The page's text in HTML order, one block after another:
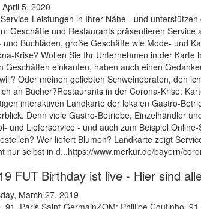
5, 2020
Leistungen in Ihrer Nähe - und
Geschäfte und Restaurants präsentieren
und Buchläden, große Geschäfte wie Mode- und
Krise? Wollen Sie Ihr Unternehmen in der
Geschäften einkaufen, haben auch einen
Oder meinen geliebten Schweinebraten, den
an Bücher?Restaurants in der Corona-Krise:
interaktiven Landkarte der lokalen Gastro-
Denn viele Gastro-Betriebe, Einzelhändler
und Lieferservice - und auch zum Beispiel
Wer liefert Blumen? Landkarte zeigt
nur selbst in d...https://www.merkur.de/bayern/
FUT Birthday ist live - Hier sind
March 27, 2019